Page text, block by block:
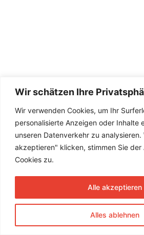
Wir schätzen Ihre
Wir verwenden Cookies, um Ihr
personalisierte Anzeigen oder Inhalte
unseren Datenverkehr zu analysieren.
akzeptieren" klicken, stimmen Sie der
Cookies zu.
Alles ablehnen
Alle akzeptieren